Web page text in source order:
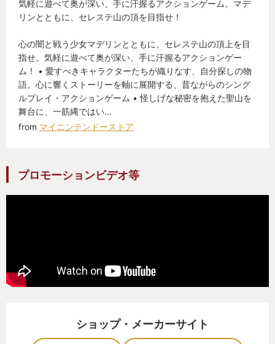
気軽に遊べて奥が深い、手に汗握るアクションゲーム。マデ
リンとともに、セレステ山の頂を目指せ！
心の闇と戦う少女マデリンとともに、セレステ山の頂上を目
指せ。気軽に遊べて奥が深い、手に汗握るアクションゲー
ム！ • 愛すべきキャラクターたちが織りなす、自分探しの物
語。心に響くストーリーを軸に展開する、昔ながらのシング
ルプレイ・アクションゲーム • 怪しげな秘密を抱えた聖山を
舞台に、一筋縄ではい…
from マイニンテンドーストア
プロモーションビデオ等
ショップ・メーカーサイト